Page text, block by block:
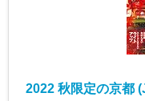
2022 秋限定の京都